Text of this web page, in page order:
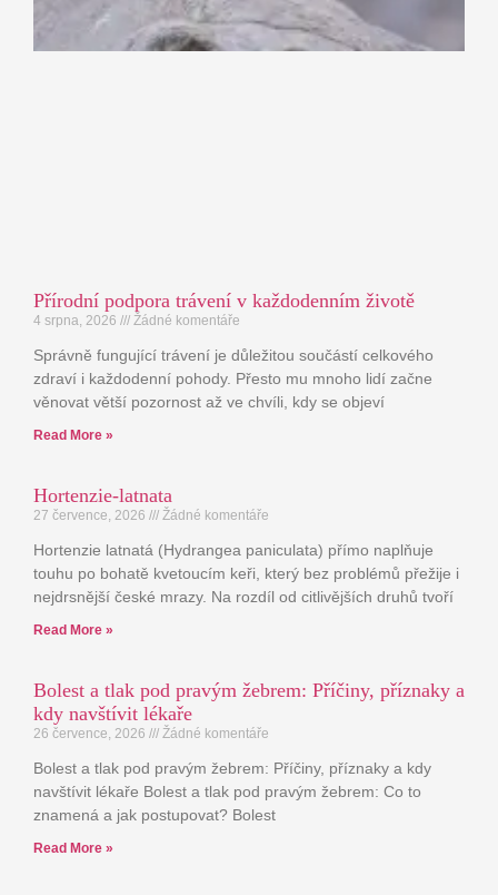
Přírodní podpora trávení v každodenním životě
4 srpna, 2026 Žádné komentáře
Správně fungující trávení je důležitou součástí celkového
zdraví i každodenní pohody. Přesto mu mnoho lidí začne
věnovat větší pozornost až ve chvíli, kdy se objeví
Read More »
Hortenzie-latnata
27 července, 2026 Žádné komentáře
Hortenzie latnatá (Hydrangea paniculata) přímo naplňuje
touhu po bohatě kvetoucím keři, který bez problémů přežije i
nejdrsnější české mrazy. Na rozdíl od citlivějších druhů tvoří
Read More »
Bolest a tlak pod pravým žebrem: Příčiny, příznaky a
kdy navštívit lékaře
26 července, 2026 Žádné komentáře
Bolest a tlak pod pravým žebrem: Příčiny, příznaky a kdy
navštívit lékaře Bolest a tlak pod pravým žebrem: Co to
znamená a jak postupovat? Bolest
Read More »